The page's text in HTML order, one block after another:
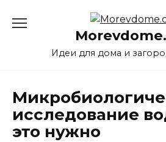
Идеи для дома и
исследование
это нужно